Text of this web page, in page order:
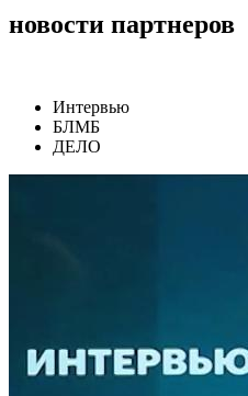
новости партнеров
Интервью
БЛМБ
ДЕЛО